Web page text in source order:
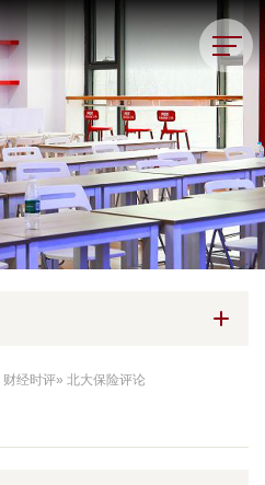
财经时评» 北大保险评论